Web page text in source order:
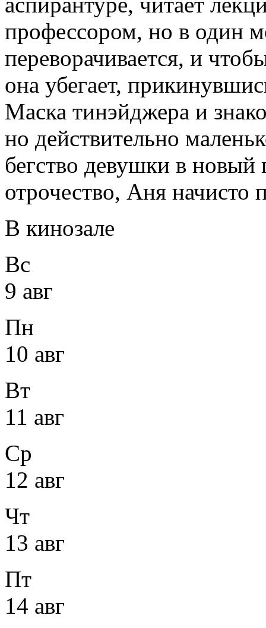
профессором, но в один
переворачивается, и
она убегает,
Маска тинэйджера и
но действительно
бегство девушки в новый
отрочество, Аня начисто
В кинозале
Вс
9 авг
Пн
10 авг
Вт
11 авг
Ср
12 авг
Чт
13 авг
Пт
14 авг